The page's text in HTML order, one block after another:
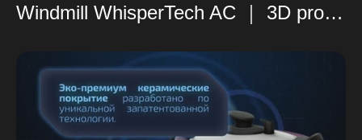
Windmill WhisperTech AC ｜ 3D product video